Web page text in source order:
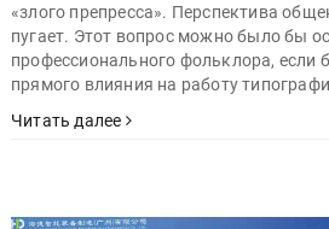
«злого препресса». Перспектива
пугает. Этот вопрос можно было бы
профессионального фольклора, если
прямого влияния на работу
Читать далее